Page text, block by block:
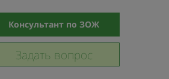
Консультант по ЗОЖ
Задать вопрос